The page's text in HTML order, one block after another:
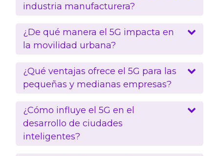
industria manufacturera?
¿De qué manera el 5G impacta en
la movilidad urbana?
¿Qué ventajas ofrece el 5G para las
pequeñas y medianas empresas?
¿Cómo influye el 5G en el
desarrollo de ciudades
inteligentes?